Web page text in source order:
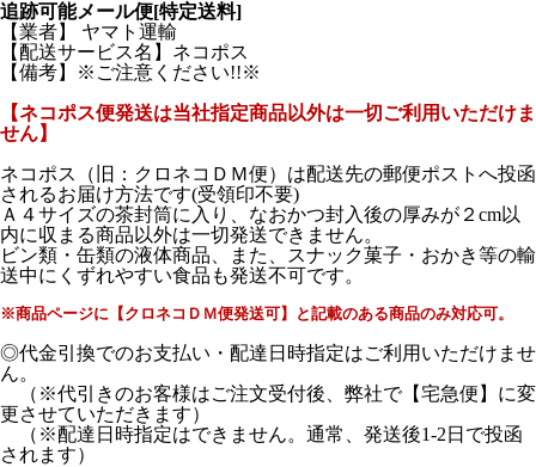
追跡可能メール便[特定送料]
【業者】 ヤマト運輸
【配送サービス名】ネコポス
【備考】※ご注意ください!!※
【ネコポス便発送は当社指定商品以外は一切ご利用いただけま
せん】
ネコポス（旧：クロネコＤＭ便）は配送先の郵便ポストへ投函
されるお届け方法です(受領印不要)
Ａ４サイズの茶封筒に入り、なおかつ封入後の厚みが２cm以
内に収まる商品以外は一切発送できません。
ビン類・缶類の液体商品、また、スナック菓子・おかき等の輸
送中にくずれやすい食品も発送不可です。
※商品ページに【クロネコＤＭ便発送可】と記載のある商品のみ対応可。
◎代金引換でのお支払い・配達日時指定はご利用いただけませ
ん。
（※代引きのお客様はご注文受付後、弊社で【宅急便】に変
更させていただきます）
（※配達日時指定はできません。通常、発送後1-2日で投函
されます）